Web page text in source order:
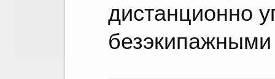
дистанционно
Культура
Государство